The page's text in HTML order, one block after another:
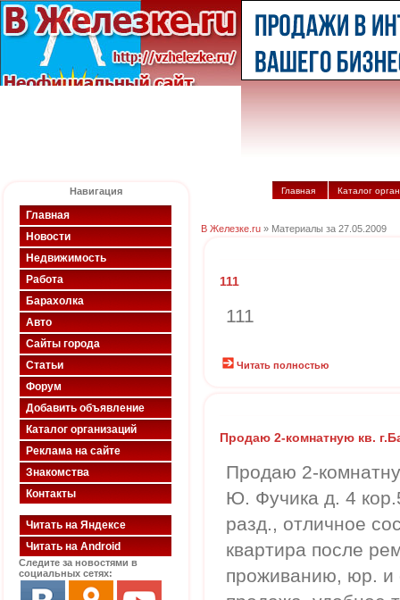
Навигация
Главная
Новости
Недвижимость
Работа
Барахолка
Авто
Сайты города
Статьи
Форум
Добавить объявление
Каталог организаций
Реклама на сайте
Знакомства
Контакты
Читать на Яндексе
Читать на Android
Следите за новостями в
социальных сетях:
Главная Каталог
В Железке.ru » Материалы за 27.05.2009
111
111
Читать полностью
Продаю 2-комнатную кв.
Продаю 2-
Ю. Фучика д. 4
разд., отличное
квартира после
проживанию, юр. и